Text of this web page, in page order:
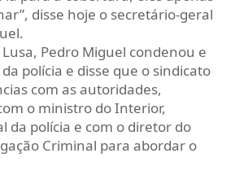
disse hoje o secretário-geral
Pedro Miguel condenou e
polícia e disse que o sindicato
com as autoridades,
o ministro do Interior,
da polícia e com o diretor do
Criminal para abordar o